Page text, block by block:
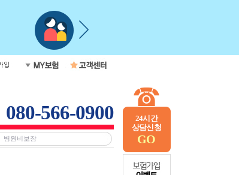
24시간
상담신청
GO
080-566-0900